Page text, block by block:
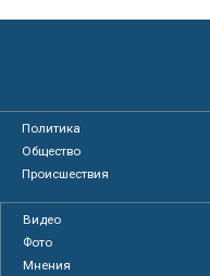
Политика
Общество
Происшествия
Видео
Фото
Мнения